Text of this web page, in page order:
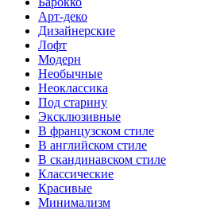
Арт-деко
Дизайнерские
Лофт
Модерн
Необычные
Неоклассика
Под старину
Эксклюзивные
В французском стиле
В английском стиле
В скандинавском стиле
Классические
Красивые
Минимализм